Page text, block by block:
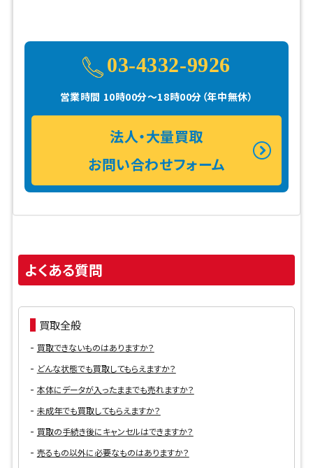
03-4332-9926
営業時間 10時00分～18時00分（年中無休）
法人・大量買取
お問い合わせフォーム
よくある質問
買取全般
買取できないものはありますか？
どんな状態でも買取してもらえますか？
本体にデータが入ったままでも売れますか？
未成年でも買取してもらえますか？
買取の手続き後にキャンセルはできますか？
売るもの以外に必要なものはありますか？